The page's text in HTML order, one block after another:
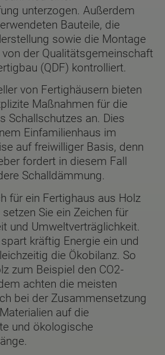
unterzogen. Außerdem
Bauteile, die
sowie die Montage
der Qualitätsgemeinschaft
(QDF) kontrolliert.
von Fertighäusern bieten
Maßnahmen für die
Schallschutzes an. Dies
Einfamilienhaus im
auf freiwilliger Basis, denn
fordert in diesem Fall
Schalldämmung.
für ein Fertighaus aus Holz
Sie ein Zeichen für
und Umweltverträglichkeit.
kräftig Energie ein und
die Ökobilanz. So
zum Beispiel den CO2-
achten die meisten
bei der Zusammensetzung
auf die
und ökologische